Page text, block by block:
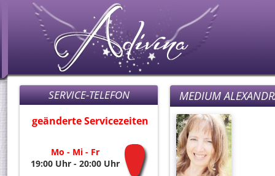
SERVICE-TELEFON
geänderte Servicezeiten
Mo - Mi - Fr
19:00 Uhr - 20:00 Uhr
MEDIUM